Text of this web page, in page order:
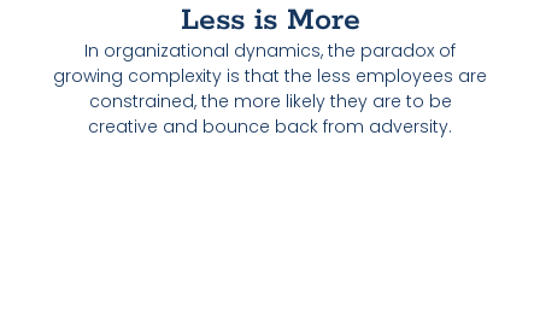
Less is More
In organizational dynamics, the paradox of
growing complexity is that the less employees are
constrained, the more likely they are to be
creative and bounce back from adversity.